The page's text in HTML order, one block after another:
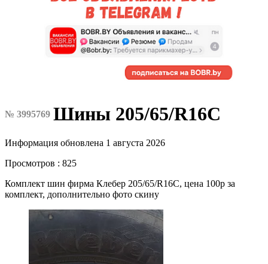
№ 3995769 Шины 205/65/R16C
Информация обновлена 1 августа 2026
Просмотров : 825
Комплект шин фирма Клебер 205/65/R16C, цена 100р за
комплект, дополнительно фото скину